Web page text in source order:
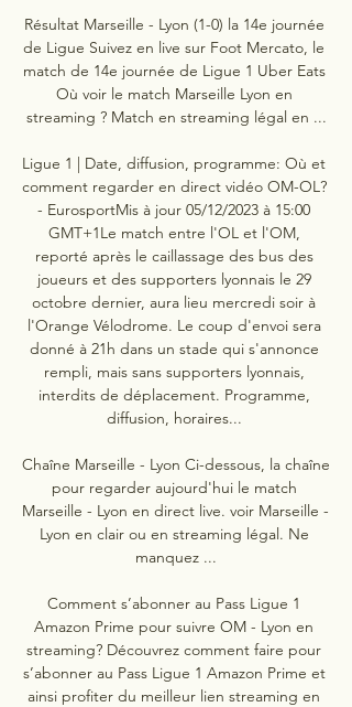
Résultat Marseille - Lyon (1-0) la 14e journée
de Ligue Suivez en live sur Foot Mercato, le
match de 14e journée de Ligue 1 Uber Eats
Où voir le match Marseille Lyon en
streaming ? Match en streaming légal en ...
Ligue 1 | Date, diffusion, programme: Où et
comment regarder en direct vidéo OM-OL?
- EurosportMis à jour 05/12/2023 à 15:00
GMT+1Le match entre l'OL et l'OM,
reporté après le caillassage des bus des
joueurs et des supporters lyonnais le 29
octobre dernier, aura lieu mercredi soir à
l'Orange Vélodrome. Le coup d'envoi sera
donné à 21h dans un stade qui s'annonce
rempli, mais sans supporters lyonnais,
interdits de déplacement. Programme,
diffusion, horaires...
Chaîne Marseille - Lyon Ci-dessous, la chaîne
pour regarder aujourd'hui le match
Marseille - Lyon en direct live. voir Marseille -
Lyon en clair ou en streaming légal. Ne
manquez ...
Comment s’abonner au Pass Ligue 1
Amazon Prime pour suivre OM - Lyon en
streaming? Découvrez comment faire pour
s’abonner au Pass Ligue 1 Amazon Prime et
ainsi profiter du meilleur lien streaming en